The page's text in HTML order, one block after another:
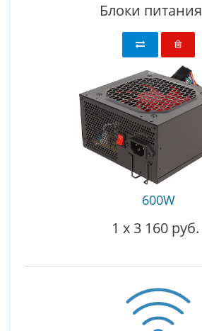
Блоки питания
600W
1 x 3 160 руб.